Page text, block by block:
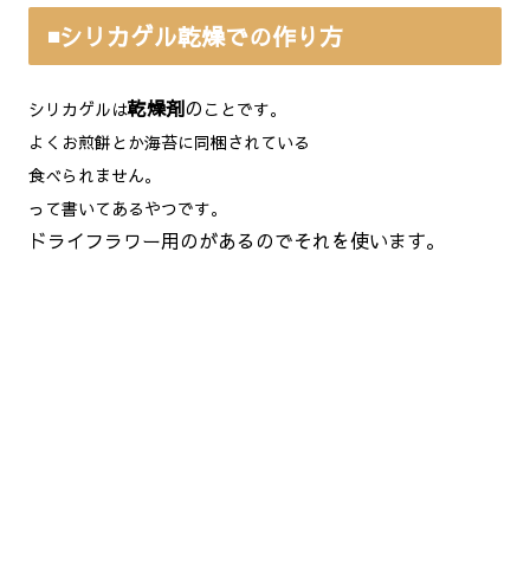
◾️シリカゲル乾燥での作り方
シリカゲルは乾燥剤の ことです。
よくお煎餅とか海苔に同梱されている
食べられません。
って書いてあるやつです。
ドライフラワー用のがあるのでそれを使います。